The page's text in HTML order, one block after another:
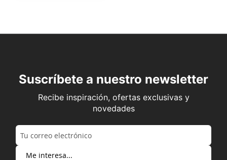
Suscríbete a nuestro newsletter
Recibe inspiración, ofertas exclusivas y
novedades